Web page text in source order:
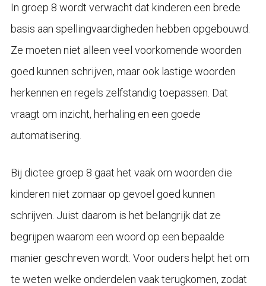
In groep 8 wordt verwacht dat kinderen een brede
basis aan spellingvaardigheden hebben opgebouwd.
Ze moeten niet alleen veel voorkomende woorden
goed kunnen schrijven, maar ook lastige woorden
herkennen en regels zelfstandig toepassen. Dat
vraagt om inzicht, herhaling en een goede
automatisering.
Bij dictee groep 8 gaat het vaak om woorden die
kinderen niet zomaar op gevoel goed kunnen
schrijven. Juist daarom is het belangrijk dat ze
begrijpen waarom een woord op een bepaalde
manier geschreven wordt. Voor ouders helpt het om
te weten welke onderdelen vaak terugkomen, zodat